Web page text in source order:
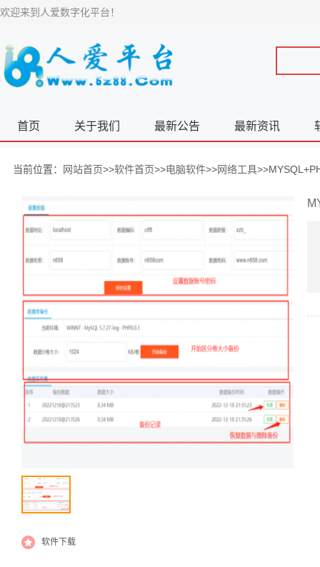
欢迎来到人爱数字化平台！
首页 关于我们 最新公告 最新资讯
当前位置： 网站首页>>软件首页>>电脑软件>>网络工具
软件下载